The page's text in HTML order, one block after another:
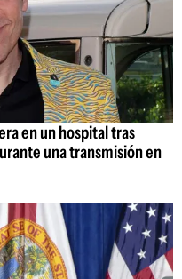
en un hospital tras
una transmisión en